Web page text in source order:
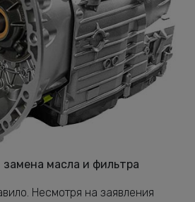
масла и фильтра
Несмотря на заявления